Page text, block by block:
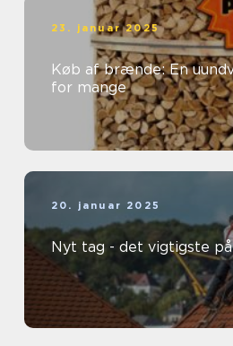
23. januar 2025
Køb af brænde: En
for mange
20. januar 2025
Nyt tag - det vigtigste